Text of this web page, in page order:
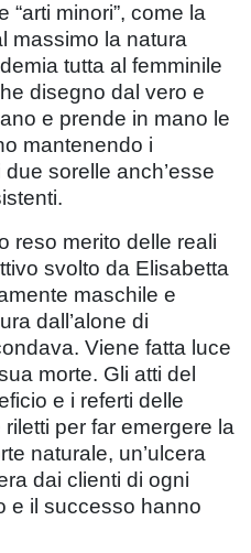
“arti minori”, come la
massimo la natura
tutta al femminile
disegno dal vero e
e prende in mano le
mantenendo i
sorelle anch’esse
reso merito delle reali
svolto da Elisabetta
maschile e
dall’alone di
Viene fatta luce
morte. Gli atti del
e i referti delle
per far emergere la
naturale, un’ulcera
dai clienti di ogni
e il successo hanno